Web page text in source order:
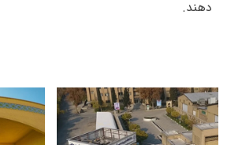
دهند.